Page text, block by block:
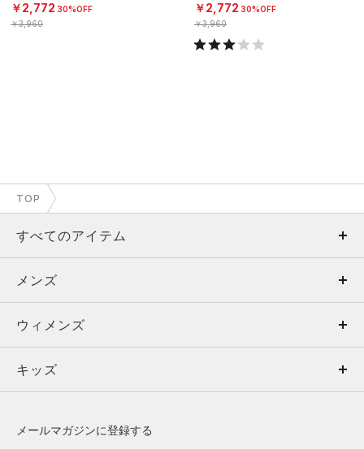
￥2,772 30%OFF
￥3,960
￥2,772 30%OFF
￥3,960
TOP
すべてのアイテム
メンズ
ウィメンズ
キッズ
メンズ
トップス
ボトムス
ウィメンズ
トップス
キッズ
メールマガジンに登録する